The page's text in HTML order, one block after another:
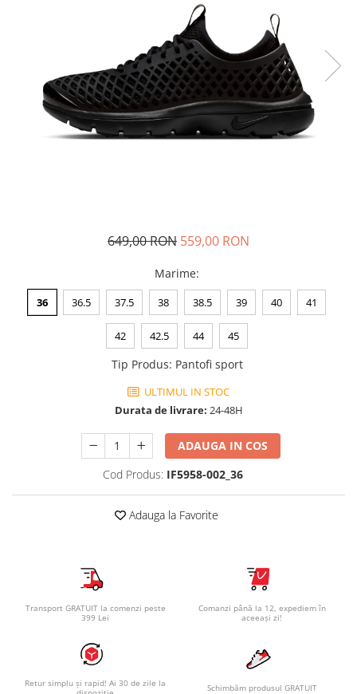
Geci si veste copii
Pantaloni scurti Copii
Accesorii
Ingrijire incaltaminte
649,00 RON 559,00 RON
Marime:
36 36.5 37.5 38 38.5 39 40 41
42 42.5 44 45
Tip Produs: Pantofi sport
ULTIMUL IN STOC
Durata de livrare: 24-48H
ADAUGA IN COS
Cod Produs: IF5958-002_36
Adauga la Favorite
Transport GRATUIT la comenzi peste
399 Lei
Comanzi până la 12, expediem în
aceeași zi!
Retur simplu și rapid! Ai 30 de zile la
Schimbăm produsul GRATUIT